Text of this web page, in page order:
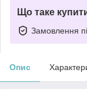
Що таке
Замовлення
Опис